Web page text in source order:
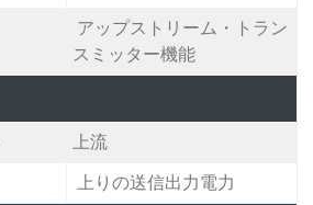
アップストリーム・トラン
スミッター機能
上流
上りの送信出力電力